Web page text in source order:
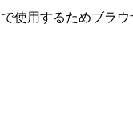
使用するためブラ